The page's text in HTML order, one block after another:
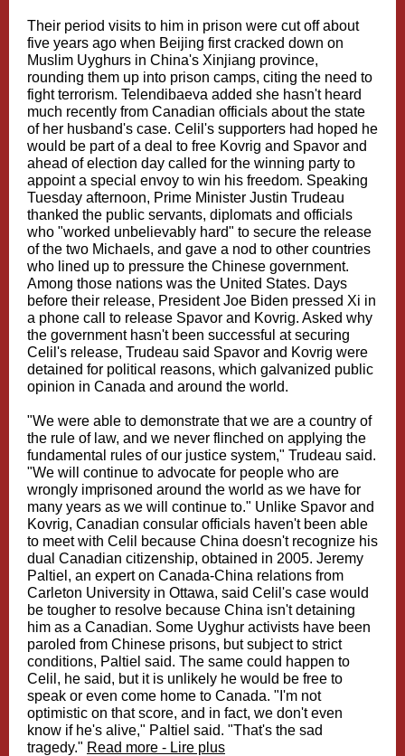
Their period visits to him in prison were cut off about
five years ago when Beijing first cracked down on
Muslim Uyghurs in China's Xinjiang province,
rounding them up into prison camps, citing the need to
fight terrorism. Telendibaeva added she hasn't heard
much recently from Canadian officials about the state
of her husband's case. Celil's supporters had hoped he
would be part of a deal to free Kovrig and Spavor and
ahead of election day called for the winning party to
appoint a special envoy to win his freedom. Speaking
Tuesday afternoon, Prime Minister Justin Trudeau
thanked the public servants, diplomats and officials
who "worked unbelievably hard" to secure the release
of the two Michaels, and gave a nod to other countries
who lined up to pressure the Chinese government.
Among those nations was the United States. Days
before their release, President Joe Biden pressed Xi in
a phone call to release Spavor and Kovrig. Asked why
the government hasn't been successful at securing
Celil's release, Trudeau said Spavor and Kovrig were
detained for political reasons, which galvanized public
opinion in Canada and around the world.
"We were able to demonstrate that we are a country of
the rule of law, and we never flinched on applying the
fundamental rules of our justice system," Trudeau said.
"We will continue to advocate for people who are
wrongly imprisoned around the world as we have for
many years as we will continue to." Unlike Spavor and
Kovrig, Canadian consular officials haven't been able
to meet with Celil because China doesn't recognize his
dual Canadian citizenship, obtained in 2005. Jeremy
Paltiel, an expert on Canada-China relations from
Carleton University in Ottawa, said Celil's case would
be tougher to resolve because China isn't detaining
him as a Canadian. Some Uyghur activists have been
paroled from Chinese prisons, but subject to strict
conditions, Paltiel said. The same could happen to
Celil, he said, but it is unlikely he would be free to
speak or even come home to Canada. "I'm not
optimistic on that score, and in fact, we don't even
know if he's alive," Paltiel said. "That's the sad
tragedy." Read more - Lire plus